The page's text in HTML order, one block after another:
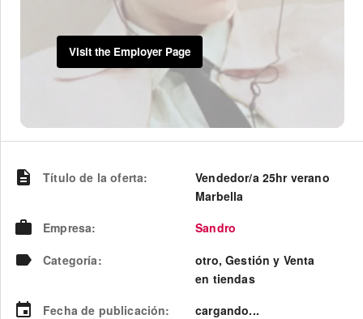
Visit the Employer Page
Título de la oferta:
Vendedor/a 25hr verano
Marbella
Empresa:
Sandro
Categoría:
otro, Gestión y Venta
en tiendas
Fecha de publicación:
cargando...